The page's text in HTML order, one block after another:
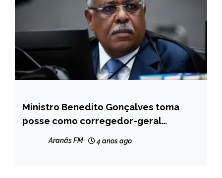
BRASIL
NOTÍCIAS
Ministro Benedito Gonçalves toma
posse como corregedor-geral
Aranãs FM 4 anos ago